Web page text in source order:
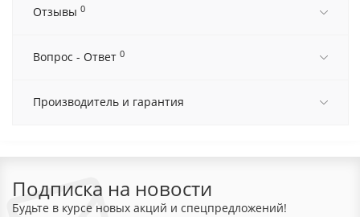
Отзывы 0
Вопрос - Ответ 0
Производитель и гарантия
Подписка на новости
Будьте в курсе новых акций и спецпредложений!